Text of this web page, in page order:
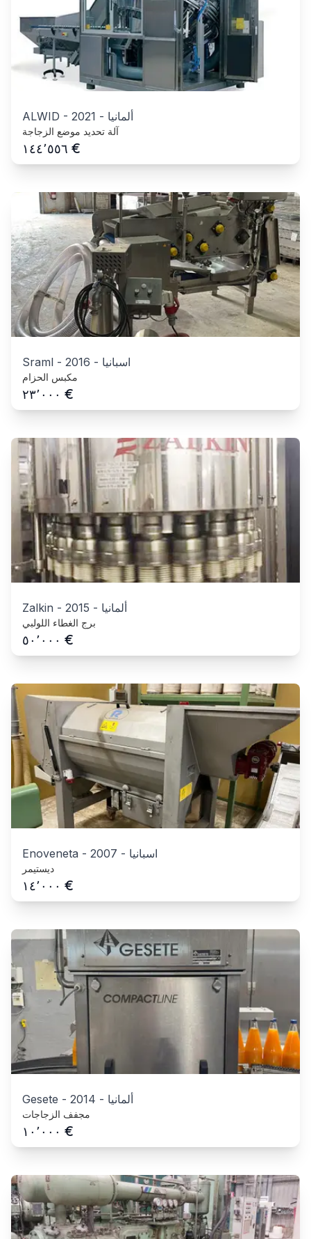
ALWID - 2021 - ألمانيا
آلة تحديد موضع الزجاجة
١٤٤٬٥٥٦ €
Sraml - 2016 - اسبانيا
مكبس الحزام
٢٣٬٠٠٠ €
Zalkin - 2015 - ألمانيا
برج الغطاء اللولبي
٥٠٬٠٠٠ €
Enoveneta - 2007 - اسبانيا
ديستيمر
١٤٬٠٠٠ €
Gesete - 2014 - ألمانيا
مجفف الزجاجات
١٠٬٠٠٠ €